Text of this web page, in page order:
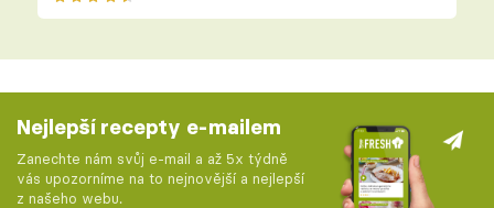
Nejlepší recepty e-mailem
Zanechte nám svůj e-mail a až 5x týdně
vás upozorníme na to nejnovější a nejlepší
z našeho webu.